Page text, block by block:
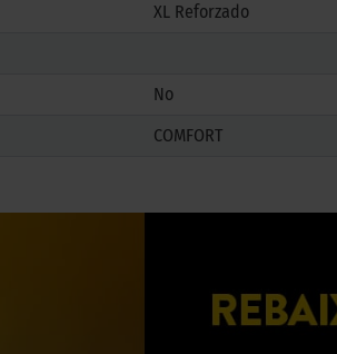
XL Reforzado
No
COMFORT